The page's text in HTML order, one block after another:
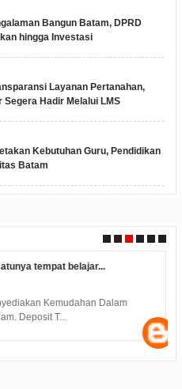
Bangun Batam, DPRD
hingga Investasi
Layanan Pertanahan,
Segera Hadir Melalui LMS
Kebutuhan Guru, Pendidikan
Batam
tempat belajar...
Kemudahan Dalam
Deposit T...